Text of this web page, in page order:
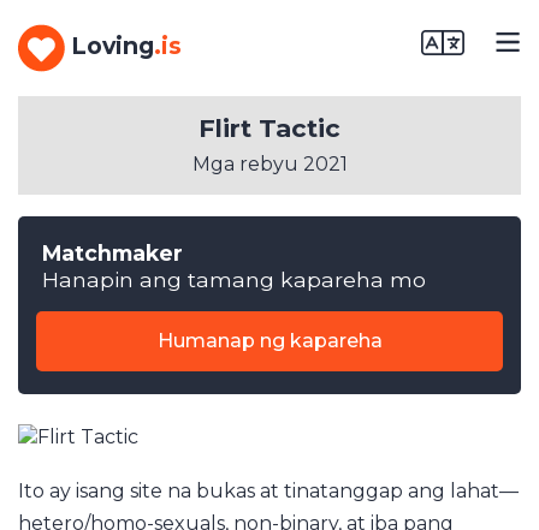
Loving.is
Matchmaker
Hanapin ang tamang kapareha mo
Humanap ng kapareha
Flirt Tactic
Mga rebyu 2021
Ito ay isang site na bukas at tinatanggap ang lahat––
hetero/homo-sexuals, non-binary, at iba pang